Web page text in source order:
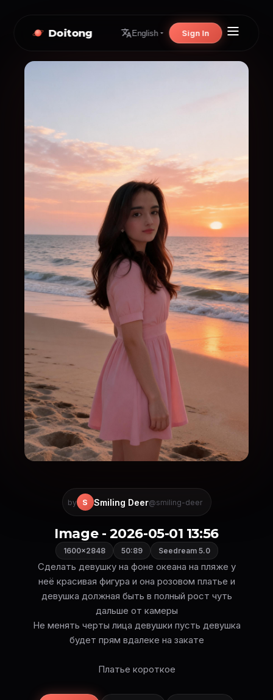
Doitong English Sign In
by S Smiling Deer@smiling-deer
Image - 2026-05-01 13:56
1600×2848 50:89 Seedream 5.0
Сделать девушку на фоне океана на пляже у
неё красивая фигура и она розовом платье и
девушка должная быть в полный рост чуть
дальше от камеры
Не менять черты лица девушки пусть девушка
будет прям вдалеке на закате
Платье короткое